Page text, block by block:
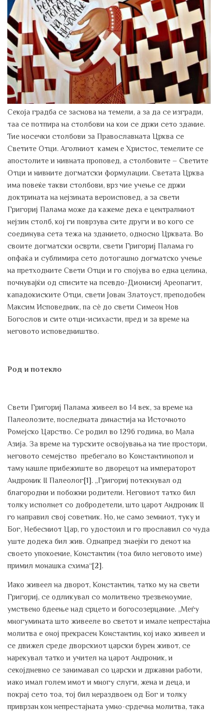
Секоја градба се заснова на темели, а за да се изгради,
таа се потпира на столбови на кои се држи сето здание.
Тие носечки столбови за Православната Црква се
Светите Отци. Аголниот камен е Христос, темелите се
апостолите и нивната проповед, а столбовите – Светите
Отци и нивните догматски формулации. Светата Црква
има повеќе такви столбови, врз чие учење се држи
доктрината на нејзината вероисповед, а за свети
Григориј Палама може да кажеме дека е централниот
нејзин столб, кој ги поврзува сите други и во кого се
соединува сета тежа на зданието, односно Црквата. Во
своите догматски осврти, свети Григориј Палама го
опфаќа и сублимира сето дотогашно догматско учење
на претходните Свети Отци и го спојува во една целина,
почнувајќи од списите на псевдо-Дионисиј Арeопагит,
кападокиските Отци, свети Јован Златоуст, преподобен
Максим Исповедник, па сѐ до свети Симеон Нов
Богослов и сите отци-исихасти, пред и за време на
неговото исповедништво.
Род и потекло
Свети Григориј Палама живеел во 14 век, за време на
Палеолозите, последната династија на Источното
Ромејско Царство. Се родил во 1296 година, во Мала
Азија. За време на турските освојувања на тие простори,
неговото семејство пребегало во Константинопол и
таму нашле прибежиште во дворецот на императорот
Андроник II Палеолог[1]. „Григориј потекнувал од
благородни и побожни родители. Неговиот татко бил
толку исполнет со добродетели, што царот Андроник II
го направил свој советник. Но, не само земниот, туку и
Бог, Небесниот Цар, го удостоил и го прославил со чуда
уште додека бил жив. Однапред знаејќи го денот на
своето упокоение, Константин (тоа било неговото име)
примил монашка схима“[2].
Иако живеел на дворот, Константин, татко му на свети
Григориј, се одликувал со молитвено трезвеноумие,
умствено бдеење над срцето и богосозерцание. „Меѓу
многумината што живееле во светот и имале непрестајна
молитва е оној прекрасен Константин, кој иако живеел и
се движел среде дворскиот царски бурен живот, се
нарекувал татко и учител на царот Андроник, и
секојдневно се занимавал со царски и државни работи,
иако имал голем имот и многу слуги, жена и деца, и
покрај сето тоа, тој бил нераздвоен од Бог и толку
приврзан кон непрестајната умно-срдечна молитва, така